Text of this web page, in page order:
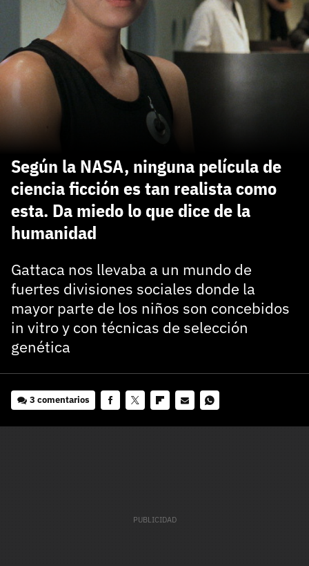
Según la NASA, ninguna película de
ciencia ficción es tan realista como
esta. Da miedo lo que dice de la
humanidad
Gattaca nos llevaba a un mundo de
fuertes divisiones sociales donde la
mayor parte de los niños son concebidos
in vitro y con técnicas de selección
genética
3 comentarios
¿Todavía no tienes cuenta?
Regístrate gratis
El inicio de sesión con Facebook ya no está
Recupera tu acceso con Facebook
carácter inicial), pero no mayúsculas, espacios, tildes
o caracteres especiales.
He leído y acepto la politica de privacidad y
de participación
Registrarse en 3DJuegos
Entra con Google
¿Ya tienes cuenta?
Entra en 3DJuegos